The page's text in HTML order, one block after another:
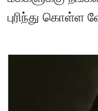
புரிந்து கொள்ள